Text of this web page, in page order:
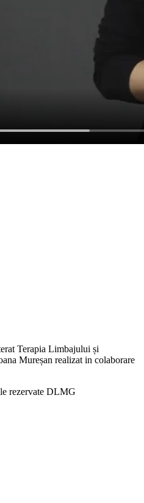
Terapia Limbajului și
Mureșan realizat in colaborare
rezervate DLMG